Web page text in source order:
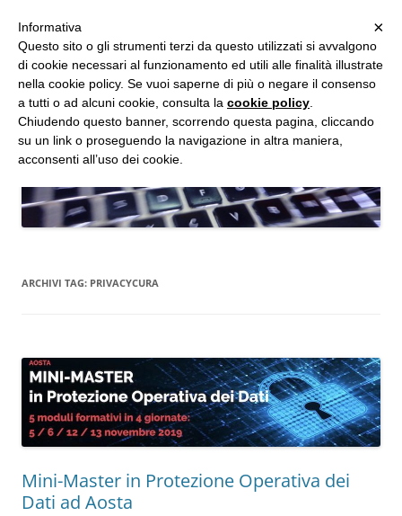
Vai
al
contenuto
Studio d'Informatica Forense
Perizie Informatiche Forensi, CTP e CTU in Processi Civili e Penali
ARCHIVI TAG: PRIVACYCURA
Mini-Master in Protezione Operativa dei
Dati ad Aosta
MENU ×
Informativa
Questo sito o gli strumenti terzi da questo utilizzati si avvalgono
di cookie necessari al funzionamento ed utili alle finalità illustrate
nella cookie policy. Se vuoi saperne di più o negare il consenso
a tutti o ad alcuni cookie, consulta la cookie policy
Chiudendo questo banner, scorrendo questa pagina, cliccando
su un link o proseguendo la navigazione in altra maniera,
acconsenti all’uso dei cookie.